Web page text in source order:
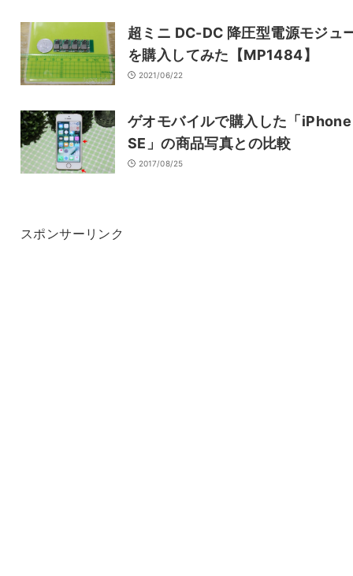
超ミニ DC-DC 降圧型電源モジュ
を購入してみた【MP1484】
2021/06/22
ゲオモバイルで購入した「iPhone
SE」の商品写真との比較
2017/08/25
スポンサーリンク